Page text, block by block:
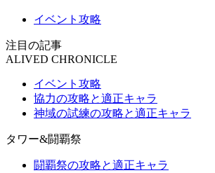
イベント攻略
注目の記事
ALIVED CHRONICLE
イベント攻略
協力の攻略と適正キャラ
神域の試練の攻略と適正キャラ
タワー&闘覇祭
闘覇祭の攻略と適正キャラ